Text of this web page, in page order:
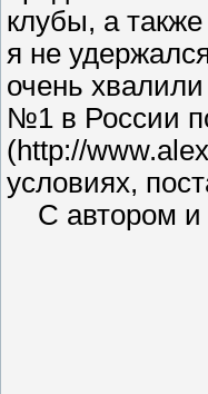
клубы, а
я не
очень
№1 в России
(http://
условиях,
С автором и